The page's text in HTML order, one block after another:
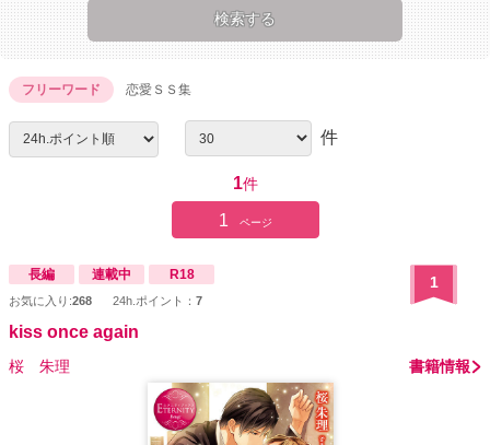
フリーワード 恋愛ＳＳ集
件
1件
1 ページ
長編 連載中 R18
お気に入り:268 24h.ポイント： 7
1
kiss once again
桜 朱理 書籍情報